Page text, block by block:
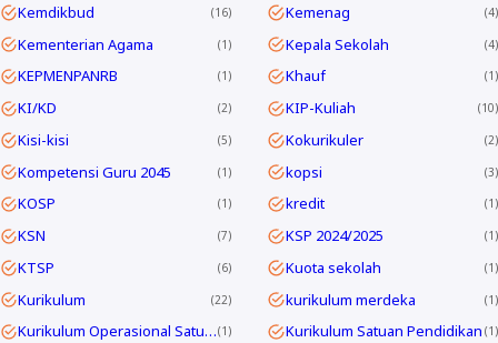
Kemdikbud 16 Kemenag 4
Kementerian Agama 1 Kepala Sekolah 4
KEPMENPANRB 1 Khauf 1
KI/KD 2 KIP-Kuliah 10
Kisi-kisi 5 Kokurikuler 2
Kompetensi Guru 2045 1 kopsi 3
KOSP 1 kredit 1
KSN 7 KSP 2024/2025 1
KTSP 6 Kuota sekolah 1
Kurikulum 22 kurikulum merdeka 1
Kurikulum Operasional Satuan Pendidikan 1 Kurikulum Satuan Pendidikan 1